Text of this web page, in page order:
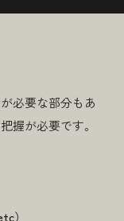
必要な部分もあ
握が必要です。
）